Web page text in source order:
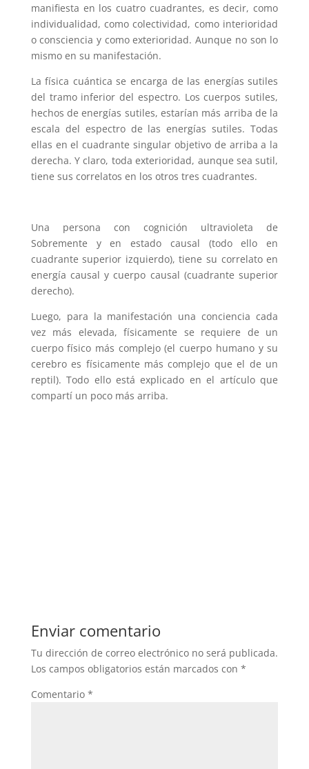
manifiesta en los cuatro cuadrantes, es decir, como
individualidad, como colectividad, como interioridad
o consciencia y como exterioridad. Aunque no son lo
mismo en su manifestación.
La física cuántica se encarga de las energías sutiles
del tramo inferior del espectro. Los cuerpos sutiles,
hechos de energías sutiles, estarían más arriba de la
escala del espectro de las energías sutiles. Todas
ellas en el cuadrante singular objetivo de arriba a la
derecha.Y claro, toda exterioridad, aunque sea sutil,
tiene sus correlatos en los otros tres cuadrantes.
Una persona con cognición ultravioleta de
Sobremente y en estado causal (todo ello en
cuadrante superior izquierdo), tiene su correlato en
energía causal y cuerpo causal (cuadrante superior
derecho).
Luego, para la manifestación una conciencia cada
vez más elevada, físicamente se requiere de un
cuerpo físico más complejo (el cuerpo humano y su
cerebro es físicamente más complejo que el de un
reptil). Todo ello está explicado en el artículo que
compartí un poco más arriba.
Enviar comentario
Tu dirección de correo electrónico no será publicada.
Los campos obligatorios están marcados con *
Comentario *